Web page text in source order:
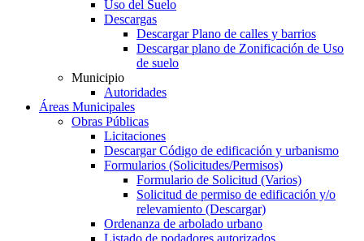
Uso del Suelo
Descargas
Descargar Plano de calles y barrios
Descargar plano de Zonificación de Uso
de suelo
Municipio
Autoridades
Áreas Municipales
Obras Públicas
Licitaciones
Descargar Código de edificación y urbanismo
Formularios (Solicitudes/Permisos)
Formulario de Solicitud (Varios)
Solicitud de permiso de edificación y/o
relevamiento (Descargar)
Ordenanza de arbolado urbano
Listado de podadores autorizados